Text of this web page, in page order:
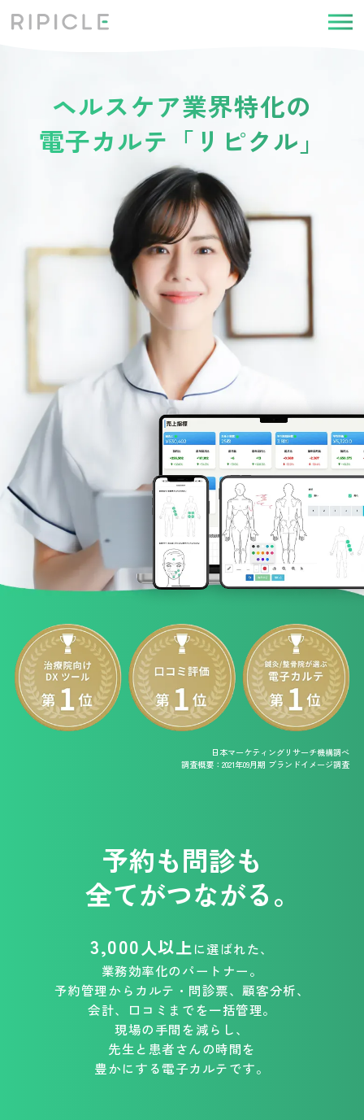
ヘルスケア業界特化の
電子カルテ「リピクル」
予約も問診も
全てがつながる。
3,000人以上に選ばれた、
業務効率化のパートナー。
予約管理からカルテ・問診票、顧客分析、
会計、口コミまでを一括管理。
現場の手間を減らし、
先生と患者さんの時間を
豊かにする電子カルテです。
日本マーケティングリサーチ機構調べ
調査概要：2021年09月期 ブランドイメージ調査